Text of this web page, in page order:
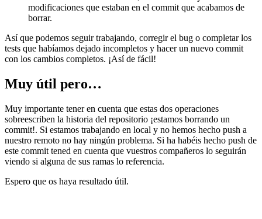
modificaciones que estaban en el commit que acabamos de
borrar.
Así que podemos seguir trabajando, corregir el bug o completar los
tests que habíamos dejado incompletos y hacer un nuevo commit
con los cambios completos. ¡Así de fácil!
Muy útil pero…
Muy importante tener en cuenta que estas dos operaciones
sobreescriben la historia del repositorio ¡estamos borrando un
commit!. Si estamos trabajando en local y no hemos hecho push a
nuestro remoto no hay ningún problema. Si ha habéis hecho push de
este commit tened en cuenta que vuestros compañeros lo seguirán
viendo si alguna de sus ramas lo referencia.
Espero que os haya resultado útil.